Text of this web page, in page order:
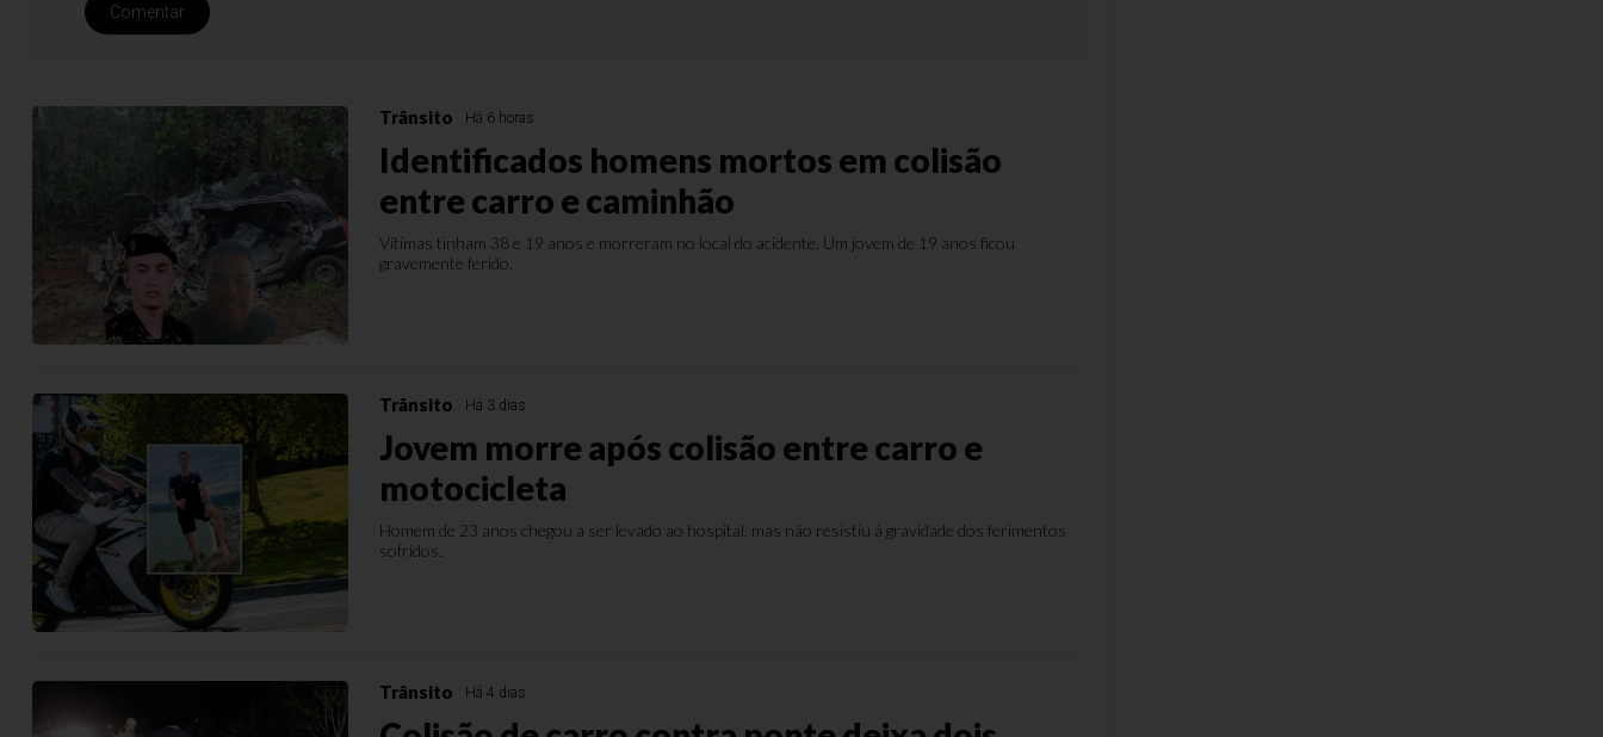
Comentar
Trânsito Há 6 horas
Identificados homens mortos em colisão
entre carro e caminhão
Vítimas tinham 38 e 19 anos e morreram no local do acidente. Um jovem de 19 anos ficou
gravemente ferido.
Trânsito Há 3 dias
Jovem morre após colisão entre carro e
motocicleta
Homem de 23 anos chegou a ser levado ao hospital, mas não resistiu à gravidade dos ferimentos
sofridos.
Trânsito Há 4 dias